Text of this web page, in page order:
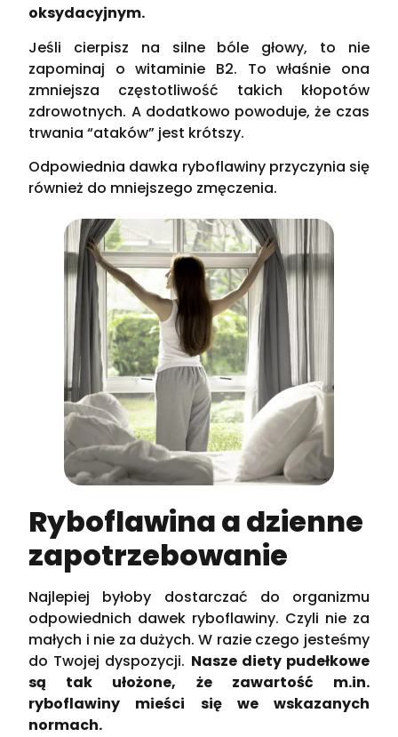
oksydacyjnym.
Jeśli cierpisz na silne bóle głowy, to nie
zapominaj o witaminie B2. To właśnie ona
zmniejsza częstotliwość takich kłopotów
zdrowotnych. A dodatkowo powoduje, że czas
trwania “ataków” jest krótszy.
Odpowiednia dawka ryboflawiny przyczynia się
również do mniejszego zmęczenia.
Ryboflawina a dzienne
zapotrzebowanie
Najlepiej byłoby dostarczać do organizmu
odpowiednich dawek ryboflawiny. Czyli nie za
małych i nie za dużych. W razie czego jesteśmy
do Twojej dyspozycji. Nasze diety pudełkowe
są tak ułożone, że zawartość m.in.
ryboflawiny mieści się we wskazanych
normach.